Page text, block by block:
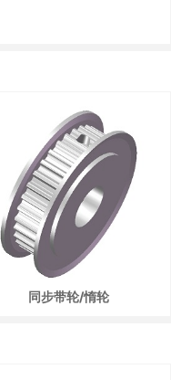
同步带轮/惰轮